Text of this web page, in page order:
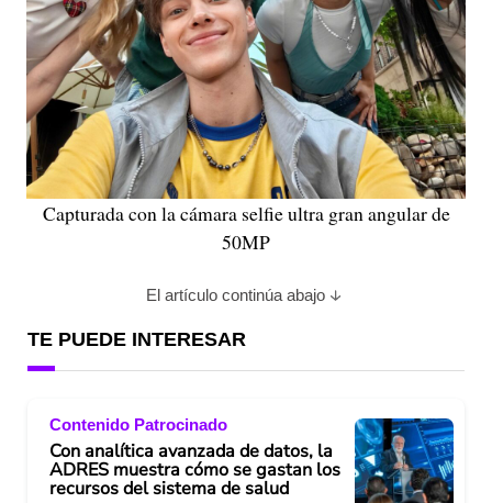
Capturada con la cámara selfie ultra gran angular de
50MP
El artículo continúa abajo
TE PUEDE INTERESAR
Contenido Patrocinado
Con analítica avanzada de datos, la
ADRES muestra cómo se gastan los
recursos del sistema de salud